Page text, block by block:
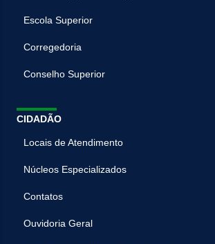
Escola Superior
Corregedoria
Conselho Superior
CIDADÃO
Locais de Atendimento
Núcleos Especializados
Contatos
Ouvidoria Geral